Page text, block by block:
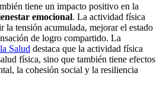
tiene un impacto positivo en la
emocional. La actividad física
la tensión acumulada, mejorar el estado
de logro compartido. La
Salud destaca que la actividad física
física, sino que también tiene efectos
la cohesión social y la resiliencia